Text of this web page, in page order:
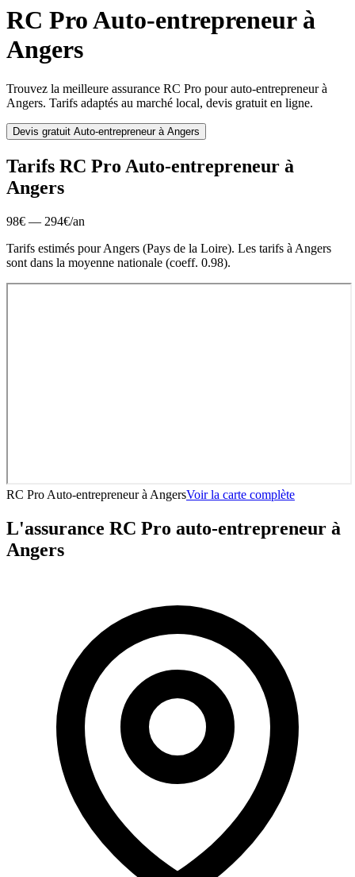
RC ProAuto-entrepreneurà
Angers
Trouvez la meilleure assurance RC Pro pourauto-entrepreneurà
Angers. Tarifs adaptés au marché local, devis gratuit en ligne.
Devis gratuit Auto-entrepreneurà Angers
Tarifs RC Pro Auto-entrepreneur à
Angers
98€ — 294€/an
Tarifs estimés pourAngers (Pays de la Loire). Les tarifs à Angers
sont dans la moyenne nationale (coeff. 0.98).
RC Pro Auto-entrepreneurà AngersVoir la carte complète
L'assurance RC Pro auto-entrepreneur à
Angers